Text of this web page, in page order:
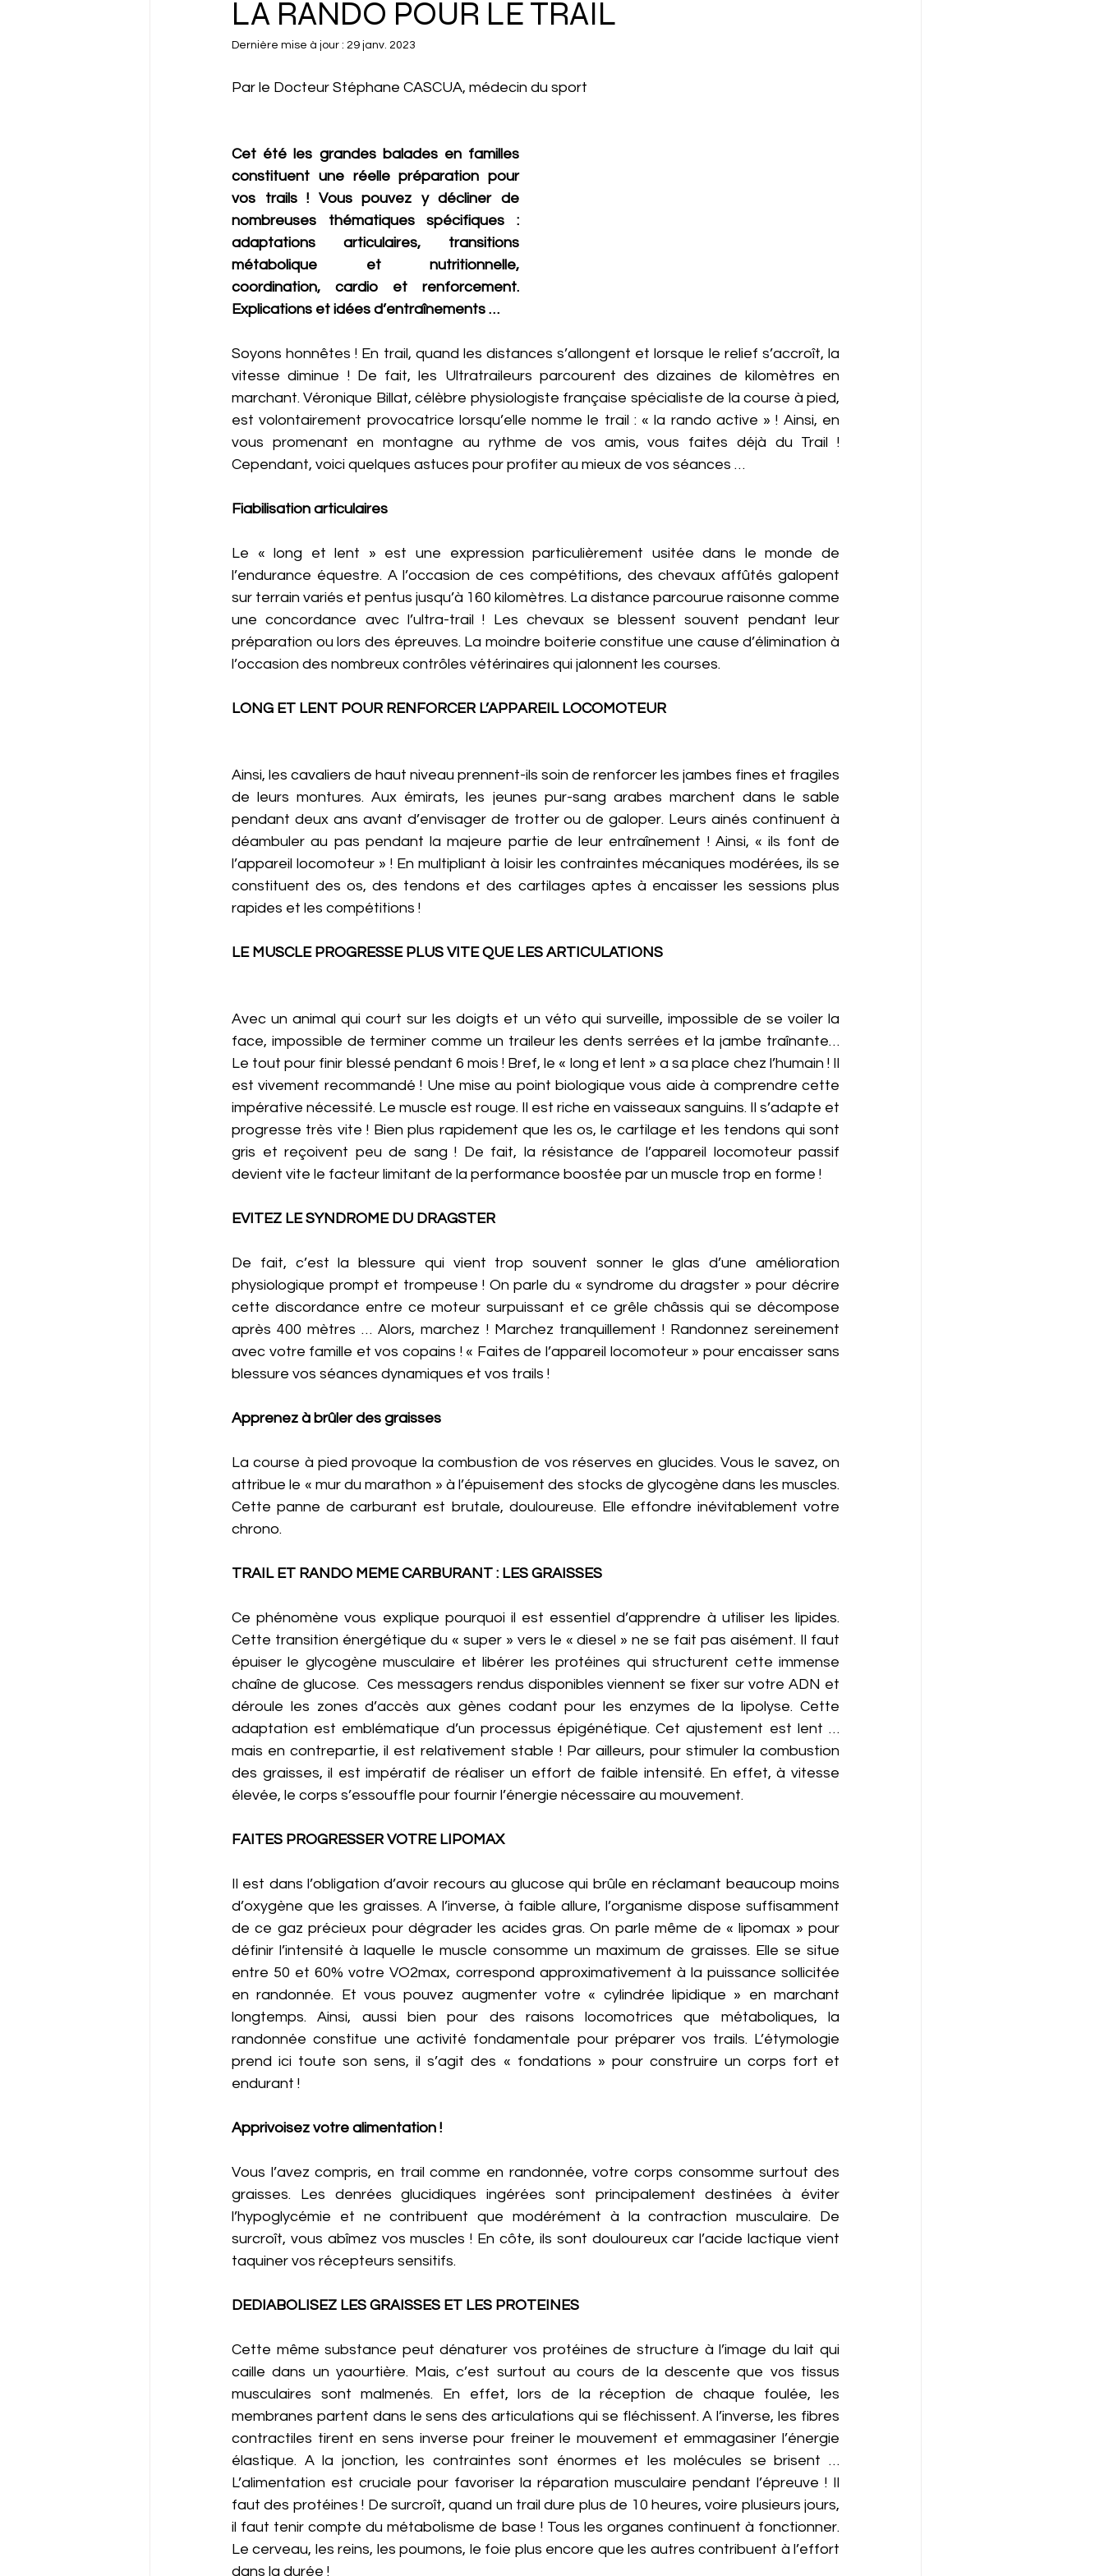
LA RANDO POUR LE TRAIL
Dernière mise à jour : 29 janv. 2023
Par le Docteur Stéphane CASCUA, médecin du sport
Cet été les grandes balades en familles
constituent une réelle préparation pour
vos trails ! Vous pouvez y décliner de
nombreuses thématiques spécifiques :
adaptations articulaires, transitions
métabolique et nutritionnelle,
coordination, cardio et renforcement.
Explications et idées d’entraînements …
Soyons honnêtes ! En trail, quand les distances s’allongent et lorsque le relief s’accroît, la
vitesse diminue ! De fait, les Ultratraileurs parcourent des dizaines de kilomètres en
marchant. Véronique Billat, célèbre physiologiste française spécialiste de la course à pied,
est volontairement provocatrice lorsqu’elle nomme le trail : « la rando active » ! Ainsi, en
vous promenant en montagne au rythme de vos amis, vous faites déjà du Trail !
Cependant, voici quelques astuces pour profiter au mieux de vos séances …
Fiabilisation articulaires
Le « long et lent » est une expression particulièrement usitée dans le monde de
l’endurance équestre. A l’occasion de ces compétitions, des chevaux affûtés galopent
sur terrain variés et pentus jusqu’à 160 kilomètres. La distance parcourue raisonne comme
une concordance avec l’ultra-trail ! Les chevaux se blessent souvent pendant leur
préparation ou lors des épreuves. La moindre boiterie constitue une cause d’élimination à
l’occasion des nombreux contrôles vétérinaires qui jalonnent les courses.
LONG ET LENT POUR RENFORCER L’APPAREIL LOCOMOTEUR
Ainsi, les cavaliers de haut niveau prennent-ils soin de renforcer les jambes fines et fragiles
de leurs montures. Aux émirats, les jeunes pur-sang arabes marchent dans le sable
pendant deux ans avant d’envisager de trotter ou de galoper. Leurs ainés continuent à
déambuler au pas pendant la majeure partie de leur entraînement ! Ainsi, « ils font de
l’appareil locomoteur » ! En multipliant à loisir les contraintes mécaniques modérées, ils se
constituent des os, des tendons et des cartilages aptes à encaisser les sessions plus
rapides et les compétitions !
LE MUSCLE PROGRESSE PLUS VITE QUE LES ARTICULATIONS
Avec un animal qui court sur les doigts et un véto qui surveille, impossible de se voiler la
face, impossible de terminer comme un traileur les dents serrées et la jambe traînante…
Le tout pour finir blessé pendant 6 mois ! Bref, le « long et lent » a sa place chez l’humain ! Il
est vivement recommandé ! Une mise au point biologique vous aide à comprendre cette
impérative nécessité. Le muscle est rouge. Il est riche en vaisseaux sanguins. Il s’adapte et
progresse très vite ! Bien plus rapidement que les os, le cartilage et les tendons qui sont
gris et reçoivent peu de sang ! De fait, la résistance de l’appareil locomoteur passif
devient vite le facteur limitant de la performance boostée par un muscle trop en forme !
EVITEZ LE SYNDROME DU DRAGSTER
De fait, c’est la blessure qui vient trop souvent sonner le glas d’une amélioration
physiologique prompt et trompeuse ! On parle du « syndrome du dragster » pour décrire
cette discordance entre ce moteur surpuissant et ce grêle châssis qui se décompose
après 400 mètres … Alors, marchez ! Marchez tranquillement ! Randonnez sereinement
avec votre famille et vos copains ! « Faites de l’appareil locomoteur » pour encaisser sans
blessure vos séances dynamiques et vos trails !
Apprenez à brûler des graisses
La course à pied provoque la combustion de vos réserves en glucides. Vous le savez, on
attribue le « mur du marathon » à l’épuisement des stocks de glycogène dans les muscles.
Cette panne de carburant est brutale, douloureuse. Elle effondre inévitablement votre
chrono.
TRAIL ET RANDO MEME CARBURANT : LES GRAISSES
Ce phénomène vous explique pourquoi il est essentiel d’apprendre à utiliser les lipides.
Cette transition énergétique du « super » vers le « diesel » ne se fait pas aisément. Il faut
épuiser le glycogène musculaire et libérer les protéines qui structurent cette immense
chaîne de glucose.  Ces messagers rendus disponibles viennent se fixer sur votre ADN et
déroule les zones d’accès aux gènes codant pour les enzymes de la lipolyse. Cette
adaptation est emblématique d’un processus épigénétique. Cet ajustement est lent …
mais en contrepartie, il est relativement stable ! Par ailleurs, pour stimuler la combustion
des graisses, il est impératif de réaliser un effort de faible intensité. En effet, à vitesse
élevée, le corps s’essouffle pour fournir l’énergie nécessaire au mouvement.
FAITES PROGRESSER VOTRE LIPOMAX
Il est dans l’obligation d’avoir recours au glucose qui brûle en réclamant beaucoup moins
d’oxygène que les graisses. A l’inverse, à faible allure, l’organisme dispose suffisamment
de ce gaz précieux pour dégrader les acides gras. On parle même de « lipomax » pour
définir l’intensité à laquelle le muscle consomme un maximum de graisses. Elle se situe
entre 50 et 60% votre VO2max, correspond approximativement à la puissance sollicitée
en randonnée. Et vous pouvez augmenter votre « cylindrée lipidique » en marchant
longtemps. Ainsi, aussi bien pour des raisons locomotrices que métaboliques, la
randonnée constitue une activité fondamentale pour préparer vos trails. L’étymologie
prend ici toute son sens, il s’agit des « fondations » pour construire un corps fort et
endurant !
Apprivoisez votre alimentation !
Vous l’avez compris, en trail comme en randonnée, votre corps consomme surtout des
graisses. Les denrées glucidiques ingérées sont principalement destinées à éviter
l’hypoglycémie et ne contribuent que modérément à la contraction musculaire. De
surcroît, vous abîmez vos muscles ! En côte, ils sont douloureux car l’acide lactique vient
taquiner vos récepteurs sensitifs.
DEDIABOLISEZ LES GRAISSES ET LES PROTEINES
Cette même substance peut dénaturer vos protéines de structure à l’image du lait qui
caille dans un yaourtière. Mais, c’est surtout au cours de la descente que vos tissus
musculaires sont malmenés. En effet, lors de la réception de chaque foulée, les
membranes partent dans le sens des articulations qui se fléchissent. A l’inverse, les fibres
contractiles tirent en sens inverse pour freiner le mouvement et emmagasiner l’énergie
élastique. A la jonction, les contraintes sont énormes et les molécules se brisent …
L’alimentation est cruciale pour favoriser la réparation musculaire pendant l’épreuve ! Il
faut des protéines ! De surcroît, quand un trail dure plus de 10 heures, voire plusieurs jours,
il faut tenir compte du métabolisme de base ! Tous les organes continuent à fonctionner.
Le cerveau, les reins, les poumons, le foie plus encore que les autres contribuent à l’effort
dans la durée !